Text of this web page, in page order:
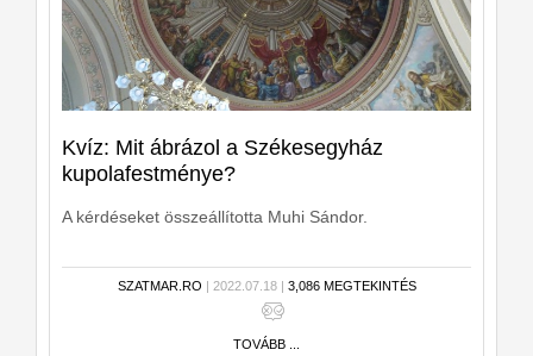
Kvíz: Mit ábrázol a Székesegyház
kupolafestménye?
A kérdéseket összeállította Muhi Sándor.
SZATMAR.RO | 2022.07.18 | 3,086 MEGTEKINTÉS
TOVÁBB ...